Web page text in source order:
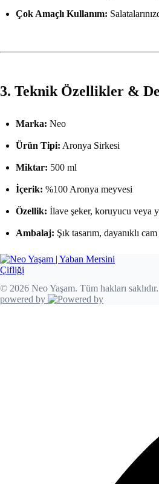
Çok Amaçlı Kullanım:
3. Teknik Özellikler &
Marka: Neo
Ürün Tipi: Aronya Sirkesi
Miktar: 500 ml
İçerik: %100 Aronya meyvesi
Özellik: İlave şeker, koruyucu veya
Ambalaj: Şık tasarım, dayanıklı
© 2026 Neo Yaşam. Tüm hakları saklıdır.
powered by